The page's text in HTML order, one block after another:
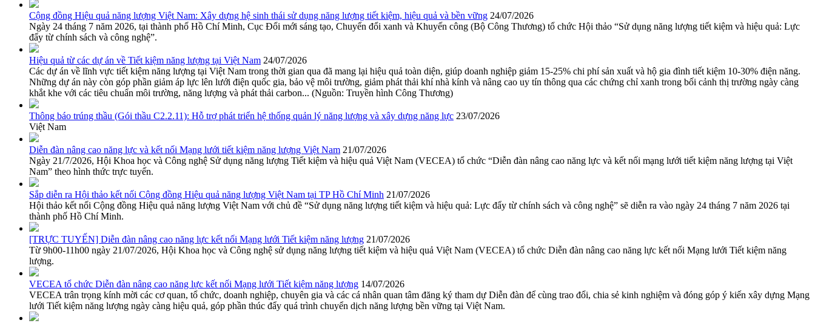
Cộng đồng Hiệu quả năng lượng Việt Nam: Xây dựng hệ sinh thái sử dụng năng lượng tiết kiệm, hiệu quả và bền vững 24/07/2026
Ngày 24 tháng 7 năm 2026, tại thành phố Hồ Chí Minh, Cục Đổi mới sáng tạo, Chuyển đổi xanh và Khuyến công (Bộ Công Thương) tổ chức Hội thảo “Sử dụng năng lượng tiết kiệm và hiệu quả: Lực
đẩy từ chính sách và công nghệ”.
Hiệu quả từ các dự án về Tiết kiệm năng lượng tại Việt Nam 24/07/2026
Các dự án về lĩnh vực tiết kiệm năng lượng tại Việt Nam trong thời gian qua đã mang lại hiệu quả toàn diện, giúp doanh nghiệp giảm 15-25% chi phí sản xuất và hộ gia đình tiết kiệm 10-30% điện năng.
Những dự án này còn góp phần giảm áp lực lên lưới điện quốc gia, bảo vệ môi trường, giảm phát thải khí nhà kính và nâng cao uy tín thông qua các chứng chỉ xanh trong bối cảnh thị trường ngày càng
khắt khe với các tiêu chuẩn môi trường, năng lượng và phát thải carbon... (Nguồn: Truyền hình Công Thương)
Thông báo trúng thầu (Gói thầu C2.2.11): Hỗ trợ phát triển hệ thống quản lý năng lượng và xây dựng năng lực 23/07/2026
Việt Nam
Diễn đàn nâng cao năng lực và kết nối Mạng lưới tiết kiệm năng lượng Việt Nam 21/07/2026
Ngày 21/7/2026, Hội Khoa học và Công nghệ Sử dụng năng lượng Tiết kiệm và hiệu quả Việt Nam (VECEA) tổ chức “Diễn đàn nâng cao năng lực và kết nối mạng lưới tiết kiệm năng lượng tại Việt
Nam” theo hình thức trực tuyến.
Sắp diễn ra Hội thảo kết nối Cộng đồng Hiệu quả năng lượng Việt Nam tại TP Hồ Chí Minh 21/07/2026
Hội thảo kết nối Cộng đồng Hiệu quả năng lượng Việt Nam với chủ đề “Sử dụng năng lượng tiết kiệm và hiệu quả: Lực đẩy từ chính sách và công nghệ” sẽ diễn ra vào ngày 24 tháng 7 năm 2026 tại
thành phố Hồ Chí Minh.
[TRỰC TUYẾN] Diễn đàn nâng cao năng lực kết nối Mạng lưới Tiết kiệm năng lượng 21/07/2026
Từ 9h00-11h00 ngày 21/07/2026, Hội Khoa học và Công nghệ sử dụng năng lượng tiết kiệm và hiệu quả Việt Nam (VECEA) tổ chức Diễn đàn nâng cao năng lực kết nối Mạng lưới Tiết kiệm năng
lượng.
VECEA tổ chức Diễn đàn nâng cao năng lực kết nối Mạng lưới Tiết kiệm năng lượng 14/07/2026
VECEA trân trọng kính mời các cơ quan, tổ chức, doanh nghiệp, chuyên gia và các cá nhân quan tâm đăng ký tham dự Diễn đàn để cùng trao đổi, chia sẻ kinh nghiệm và đóng góp ý kiến xây dựng Mạng
lưới Tiết kiệm năng lượng ngày càng hiệu quả, góp phần thúc đẩy quá trình chuyển dịch năng lượng bền vững tại Việt Nam.